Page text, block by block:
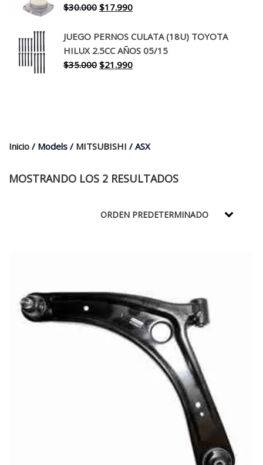
$260.000.
$30.000 El
original
era:
$30.000.
$17.990El
actual
es:
$17.990.
JUEGO PERNOS CULATA (18U) TOYOTA
HILUX 2.5CC AÑOS 05/15
$35.000 El
$21.990El
Inicio / Models / MITSUBISHI / ASX
MOSTRANDO LOS 2 RESULTADOS